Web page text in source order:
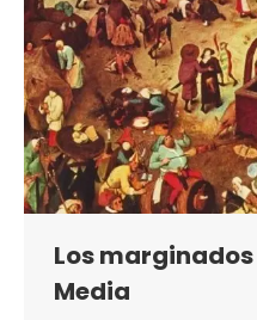
Los
Media